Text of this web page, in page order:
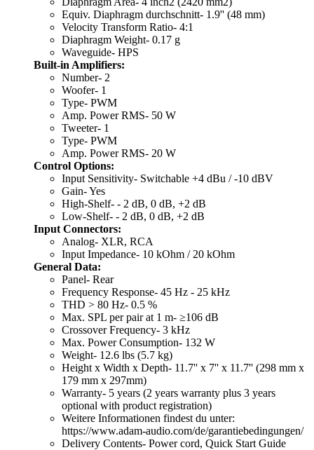
Equiv. Diaphragm durchschnitt- 1.9'' (48 mm)
Velocity Transform Ratio- 4:1
Diaphragm Weight- 0.17 g
Waveguide- HPS
Built-in Amplifiers:
Number- 2
Woofer- 1
Type- PWM
Amp. Power RMS- 50 W
Tweeter- 1
Type- PWM
Amp. Power RMS- 20 W
Control Options:
Input Sensitivity- Switchable +4 dBu / -10 dBV
Gain- Yes
High-Shelf- - 2 dB, 0 dB, +2 dB
Low-Shelf- - 2 dB, 0 dB, +2 dB
Input Connectors:
Analog- XLR, RCA
Input Impedance- 10 kOhm / 20 kOhm
General Data:
Panel- Rear
Frequency Response- 45 Hz - 25 kHz
THD > 80 Hz- 0.5 %
Max. SPL per pair at 1 m- ≥106 dB
Crossover Frequency- 3 kHz
Max. Power Consumption- 132 W
Weight- 12.6 lbs (5.7 kg)
Height x Width x Depth- 11.7'' x 7'' x 11.7'' (298 mm x
179 mm x 297mm)
Warranty- 5 years (2 years warranty plus 3 years
optional with product registration)
Weitere Informationen findest du unter:
https://www.adam-audio.com/de/garantiebedingungen/
Delivery Contents- Power cord, Quick Start Guide